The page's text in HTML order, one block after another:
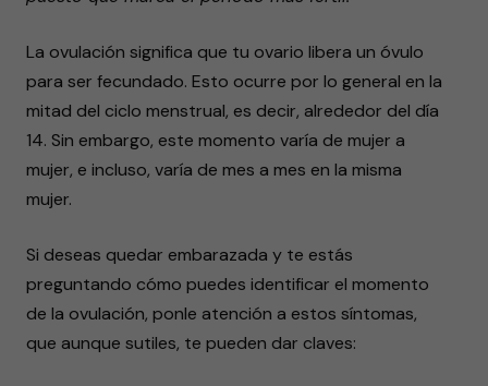
La ovulación significa que tu ovario libera un óvulo
para ser fecundado. Esto ocurre por lo general en la
mitad del ciclo menstrual, es decir, alrededor del día
14. Sin embargo, este momento varía de mujer a
mujer, e incluso, varía de mes a mes en la misma
mujer.
Si deseas quedar embarazada y te estás
preguntando cómo puedes identificar el momento
de la ovulación, ponle atención a estos síntomas,
que aunque sutiles, te pueden dar claves: